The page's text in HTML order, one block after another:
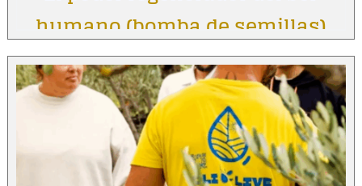
humano (bomba de semillas)